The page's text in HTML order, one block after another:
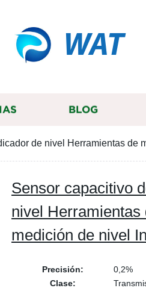
WAT
BLOG
de nivel Herramientas de
Sensor capacitivo
nivel
medición de nivel
Precisión:
0,2%
Clase: